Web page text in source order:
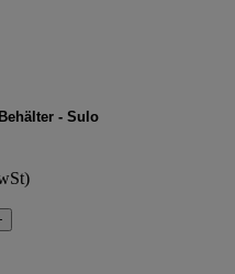
- Sulo